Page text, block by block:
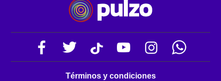
Términos y condiciones